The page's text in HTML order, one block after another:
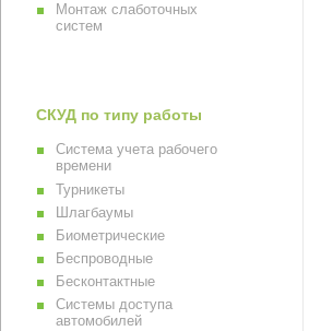
Монтаж слаботочных
систем
СКУД по типу работы
Система учета рабочего
времени
Турникеты
Шлагбаумы
Биометрические
Беспроводные
Бесконтактные
Системы доступа
автомобилей